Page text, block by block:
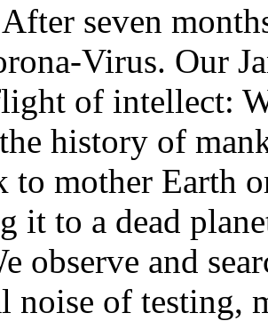
seven
Virus. Our
of intellect:
history of
to mother Earth
it to a dead
observe and
noise of testing,